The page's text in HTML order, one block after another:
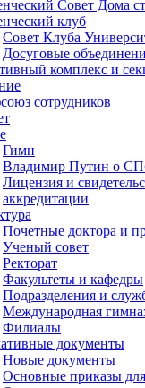
Совет Дома
клуб
Совет Клуба
Досуговые
комплекс и
сотрудников
Гимн
Владимир Путин о
Лицензия и
аккредитации
Почетные доктора и
Ученый совет
Ректорат
Факультеты и кафедры
Подразделения и
Международная
Филиалы
документы
Новые документы
Основные приказы